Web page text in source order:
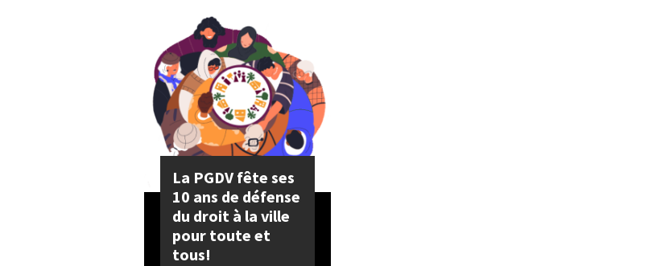
La PGDV fête ses
10 ans de défense
du droit à la ville
pour toute et
tous!